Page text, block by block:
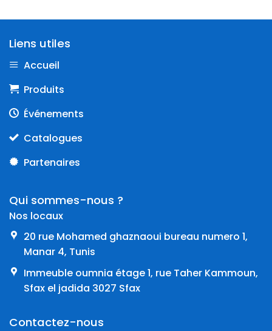
Liens utiles
Accueil
Produits
Événements
Catalogues
Partenaires
Qui sommes-nous ?
Nos locaux
20 rue Mohamed ghaznaoui bureau numero 1,
Manar 4, Tunis
Immeuble oumnia étage 1, rue Taher Kammoun,
Sfax el jadida 3027 Sfax
Contactez-nous